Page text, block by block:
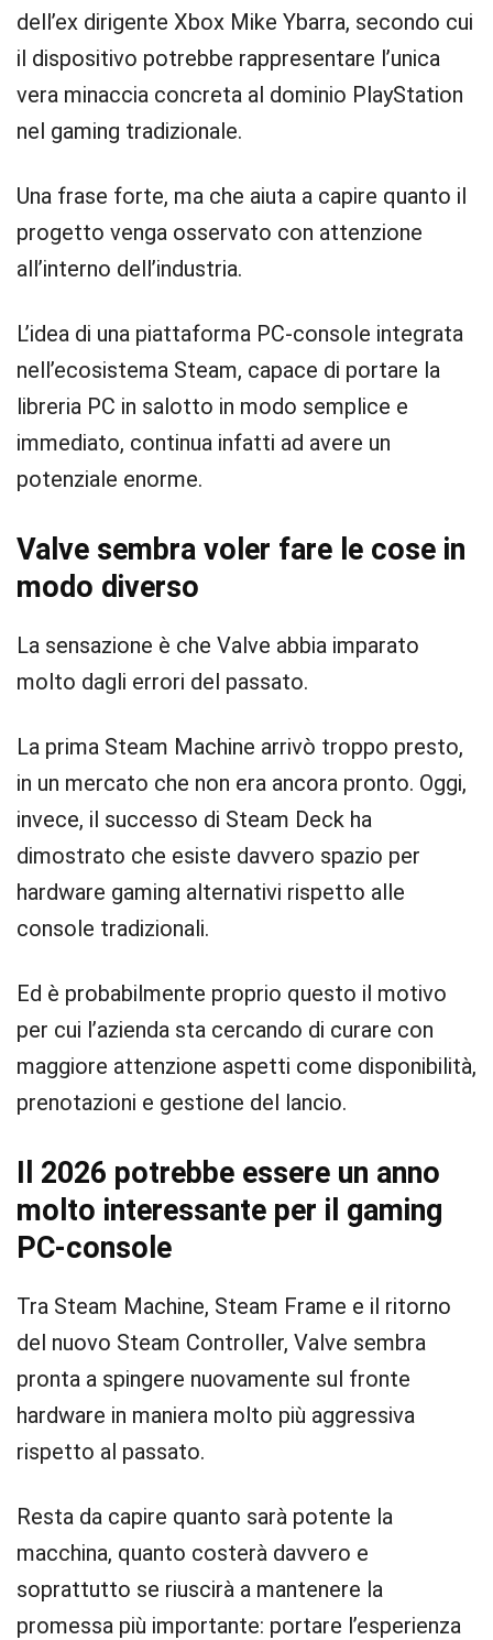
dell’ex dirigente Xbox Mike Ybarra, secondo cui
il dispositivo potrebbe rappresentare l’unica
vera minaccia concreta al dominio PlayStation
nel gaming tradizionale.
Una frase forte, ma che aiuta a capire quanto il
progetto venga osservato con attenzione
all’interno dell’industria.
L’idea di una piattaforma PC-console integrata
nell’ecosistema Steam, capace di portare la
libreria PC in salotto in modo semplice e
immediato, continua infatti ad avere un
potenziale enorme.
Valve sembra voler fare le cose in
modo diverso
La sensazione è che Valve abbia imparato
molto dagli errori del passato.
La prima Steam Machine arrivò troppo presto,
in un mercato che non era ancora pronto. Oggi,
invece, il successo di Steam Deck ha
dimostrato che esiste davvero spazio per
hardware gaming alternativi rispetto alle
console tradizionali.
Ed è probabilmente proprio questo il motivo
per cui l’azienda sta cercando di curare con
maggiore attenzione aspetti come disponibilità,
prenotazioni e gestione del lancio.
Il 2026 potrebbe essere un anno
molto interessante per il gaming
PC-console
Tra Steam Machine, Steam Frame e il ritorno
del nuovo Steam Controller, Valve sembra
pronta a spingere nuovamente sul fronte
hardware in maniera molto più aggressiva
rispetto al passato.
Resta da capire quanto sarà potente la
macchina, quanto costerà davvero e
soprattutto se riuscirà a mantenere la
promessa più importante: portare l’esperienza